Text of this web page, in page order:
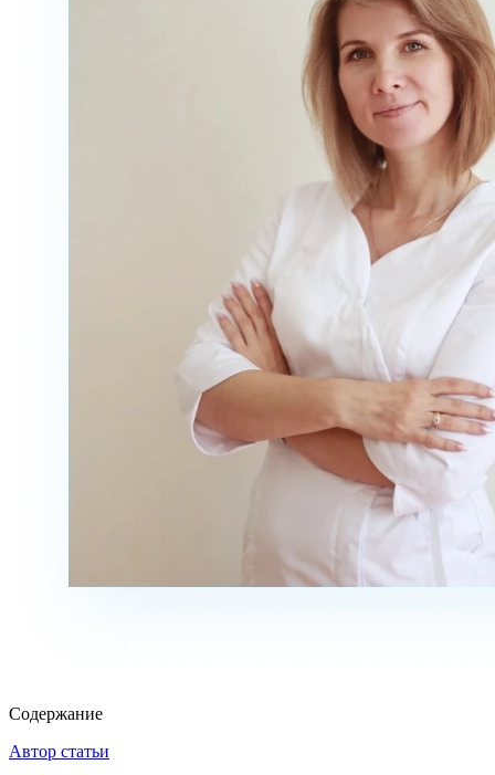
Содержание
Автор статьи